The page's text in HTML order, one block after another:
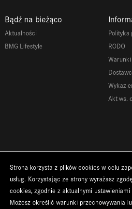
Bądź na bieżąco
Aktualności
BMG Lifestyle
Polityka
RODO
Wykaz
Akt ws.
Copyrights 2026 BMG Goworowski
Strona korzysta z plików cookies w celu
usług. Korzystając ze strony wyrażasz
cookies, zgodnie z aktualnymi
Możesz określić warunki przechowywania